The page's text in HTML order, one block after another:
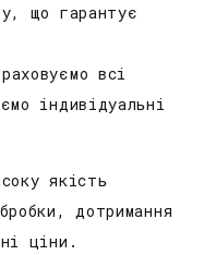
що гарантує
всі
індивідуальні
якість
дотримання
ціни.